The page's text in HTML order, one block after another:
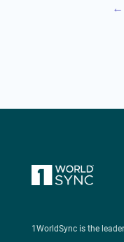
←
1WorldSync is the